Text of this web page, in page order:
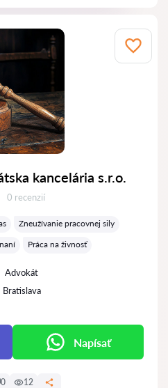
kancelária s.r.o.
Recenzií:
0 recenzií
Zneužívanie pracovnej sily
Práca na živnosť
Advokát
Bratislava
Napísať
0 12